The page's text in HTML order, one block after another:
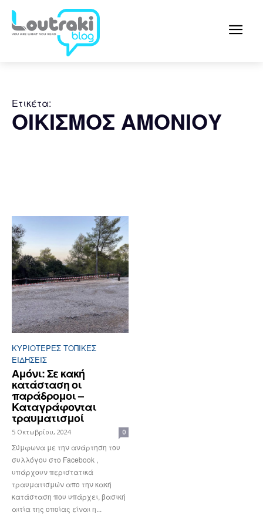
Ετικέτα:
ΟΙΚΙΣΜΟΣ ΑΜΟΝΙΟΥ
ΚΥΡΙΌΤΕΡΕΣ ΤΟΠΙΚΈΣ
ΕΙΔΉΣΕΙΣ
Αμόνι: Σε κακή
κατάσταση οι
παράδρομοι –
Καταγράφονται
τραυματισμοί
5 Οκτωβρίου, 2024 0
Σύμφωνα με την ανάρτηση του
συλλόγου στο Facebook ,
υπάρχουν περιστατικά
τραυματισμών απο την κακή
κατάσταση που υπάρχει, βασική
αιτία της οποίας είναι η...